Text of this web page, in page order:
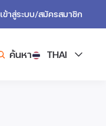
เข้าสู่ระบบ/สมัครสมาชิก
ค้นหา THAI